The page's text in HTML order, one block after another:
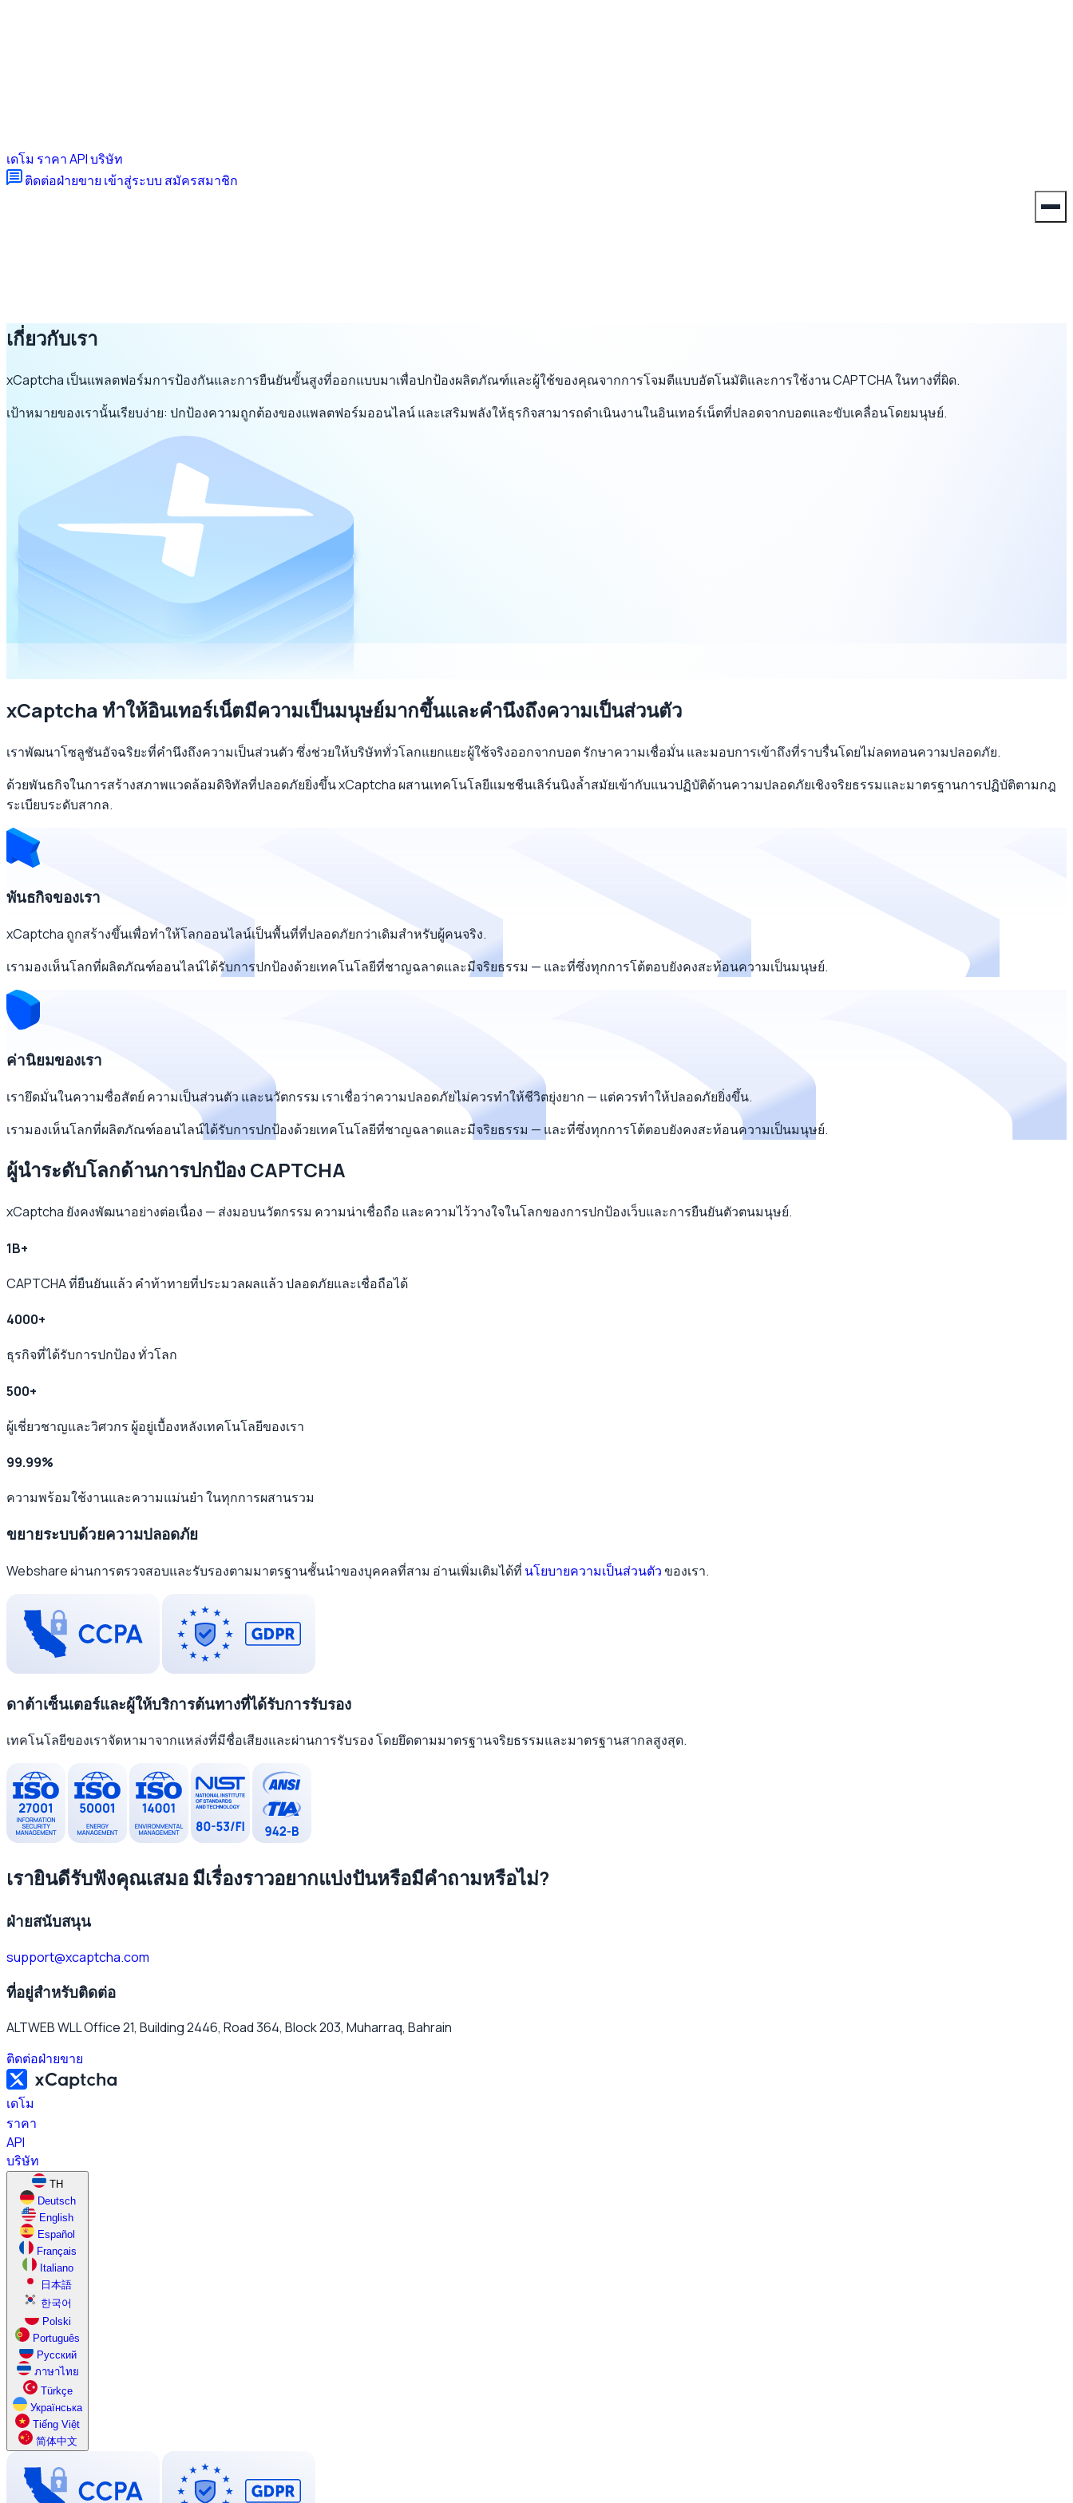
เดโม ราคาAPIบริษัท
ติดต่อฝ่ายขาย เข้าสู่ระบบ สมัครสมาชิก
เกี่ยวกับเรา
xCaptcha เป็นแพลตฟอร์มการป้องกันและการยืนยันขั้นสูงที่ออกแบบมาเพื่อปกป้องผลิตภัณฑ์และผู้ใช้ของคุณจากการโจมตีแบบอัตโนมัติและการใช้งาน CAPTCHA ในทางที่ผิด.
เป้าหมายของเรานั้นเรียบง่าย: ปกป้องความถูกต้องของแพลตฟอร์มออนไลน์ และเสริมพลังให้ธุรกิจสามารถดำเนินงานในอินเทอร์เน็ตที่ปลอดจากบอตและขับเคลื่อนโดยมนุษย์.
xCaptcha ทำให้อินเทอร์เน็ตมีความเป็นมนุษย์มากขึ้นและคำนึงถึงความเป็นส่วนตัว
เราพัฒนาโซลูชันอัจฉริยะที่คำนึงถึงความเป็นส่วนตัว ซึ่งช่วยให้บริษัททั่วโลกแยกแยะผู้ใช้จริงออกจากบอต รักษาความเชื่อมั่น และมอบการเข้าถึงที่ราบรื่นโดยไม่ลดทอนความปลอดภัย.
ด้วยพันธกิจในการสร้างสภาพแวดล้อมดิจิทัลที่ปลอดภัยยิ่งขึ้น xCaptcha ผสานเทคโนโลยีแมชชีนเลิร์นนิงล้ำสมัยเข้ากับแนวปฏิบัติด้านความปลอดภัยเชิงจริยธรรมและมาตรฐานการปฏิบัติตามกฎ
ระเบียบระดับสากล.
พันธกิจของเรา
xCaptcha ถูกสร้างขึ้นเพื่อทำให้โลกออนไลน์เป็นพื้นที่ที่ปลอดภัยกว่าเดิมสำหรับผู้คนจริง.
เรามองเห็นโลกที่ผลิตภัณฑ์ออนไลน์ได้รับการปกป้องด้วยเทคโนโลยีที่ชาญฉลาดและมีจริยธรรม — และที่ซึ่งทุกการโต้ตอบยังคงสะท้อนความเป็นมนุษย์.
ค่านิยมของเรา
เรายึดมั่นในความซื่อสัตย์ ความเป็นส่วนตัว และนวัตกรรม เราเชื่อว่าความปลอดภัยไม่ควรทำให้ชีวิตยุ่งยาก — แต่ควรทำให้ปลอดภัยยิ่งขึ้น.
เรามองเห็นโลกที่ผลิตภัณฑ์ออนไลน์ได้รับการปกป้องด้วยเทคโนโลยีที่ชาญฉลาดและมีจริยธรรม — และที่ซึ่งทุกการโต้ตอบยังคงสะท้อนความเป็นมนุษย์.
ผู้นำระดับโลกด้านการปกป้อง CAPTCHA
xCaptcha ยังคงพัฒนาอย่างต่อเนื่อง — ส่งมอบนวัตกรรม ความน่าเชื่อถือ และความไว้วางใจในโลกของการปกป้องเว็บและการยืนยันตัวตนมนุษย์.
1B+
CAPTCHA ที่ยืนยันแล้ว คำท้าทายที่ประมวลผลแล้ว ปลอดภัยและเชื่อถือได้
4000+
ธุรกิจที่ได้รับการปกป้อง ทั่วโลก
500+
ผู้เชี่ยวชาญและวิศวกร ผู้อยู่เบื้องหลังเทคโนโลยีของเรา
99.99%
ความพร้อมใช้งานและความแม่นยำ ในทุกการผสานรวม
ขยายระบบด้วยความปลอดภัย
Webshare ผ่านการตรวจสอบและรับรองตามมาตรฐานชั้นนำของบุคคลที่สาม อ่านเพิ่มเติมได้ที่ นโยบายความเป็นส่วนตัวของเรา.
ดาต้าเซ็นเตอร์และผู้ให้บริการต้นทางที่ได้รับการรับรอง
เทคโนโลยีของเราจัดหามาจากแหล่งที่มีชื่อเสียงและผ่านการรับรอง โดยยึดตามมาตรฐานจริยธรรมและมาตรฐานสากลสูงสุด.
เรายินดีรับฟังคุณเสมอ มีเรื่องราวอยากแบ่งปันหรือมีคำถามหรือไม่?
ฝ่ายสนับสนุน
support@xcaptcha.com
ที่อยู่สำหรับติดต่อ
ALTWEB WLL Office 21, Building 2446, Road 364, Block 203, Muharraq, Bahrain
ติดต่อฝ่ายขาย
เดโม
ราคา
API
บริษัท
TH
Deutsch
English
Español
Français
Italiano
日本語
한국어
Polski
Português
Русский
ภาษาไทย
Türkçe
Українська
Tiếng Việt
简体中文